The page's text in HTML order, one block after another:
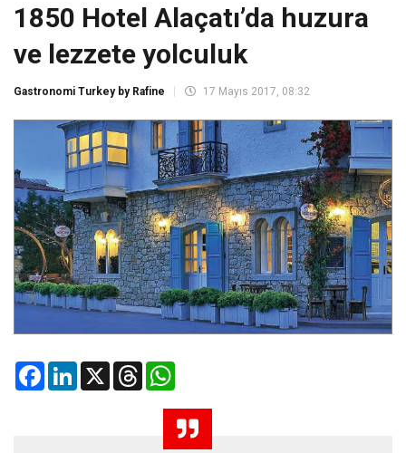
1850 Hotel Alaçatı’da huzura
ve lezzete yolculuk
Gastronomi Turkey by Rafine 17 Mayıs 2017, 08:32
FacebookLinkedIn
X Threads